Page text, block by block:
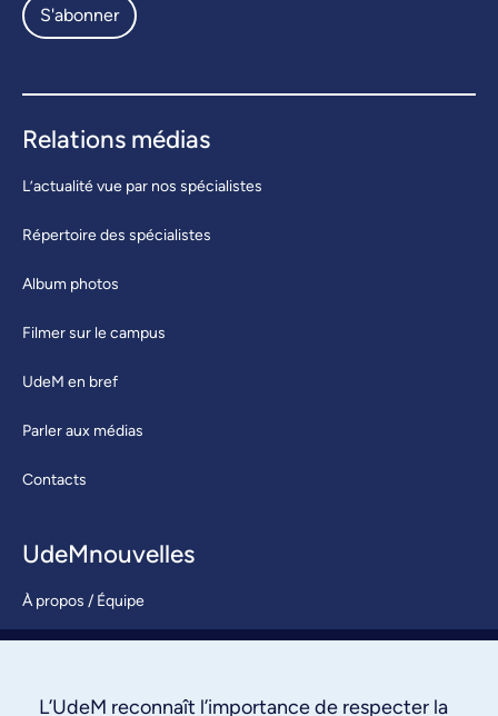
S'abonner
Relations médias
L’actualité vue par nos spécialistes
Répertoire des spécialistes
Album photos
Filmer sur le campus
UdeM en bref
Parler aux médias
Contacts
UdeMnouvelles
À propos / Équipe
S’abonner
L’UdeM reconnaît l’importance de respecter la